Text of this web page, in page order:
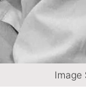
Image